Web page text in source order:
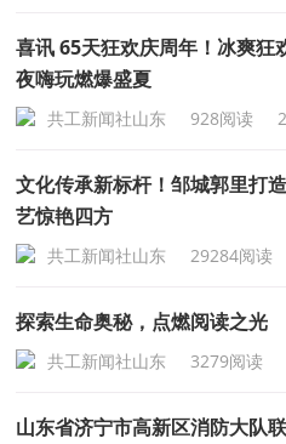
喜讯 65天狂欢庆周年！冰爽狂
夜嗨玩燃爆盛夏
共工新闻社山东 928阅读
文化传承新标杆！邹城郭里打
艺惊艳四方
共工新闻社山东 29284阅读
探索生命奥秘，点燃阅读之光
共工新闻社山东 3279阅读
山东省济宁市高新区消防大队